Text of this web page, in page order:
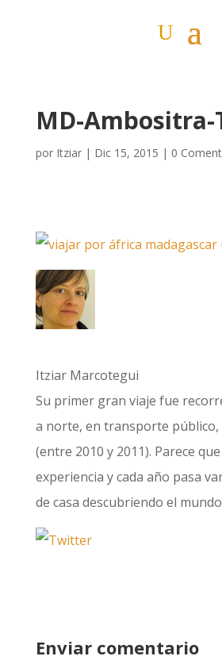
MD-Ambositra-
por Itziar| Dic 15, 2015 | 0
Itziar Marcotegui
Su primer gran viaje fue
a norte, en transporte
(entre 2010 y 2011). Parece
experiencia y cada año pasa
de casa descubriendo el
Enviar comentario